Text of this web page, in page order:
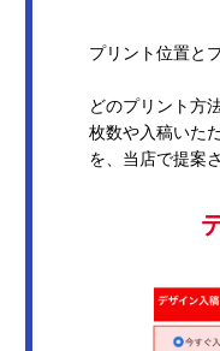
プリント位置と
どのプリント方
枚数や入稿いた
を、当店で提案